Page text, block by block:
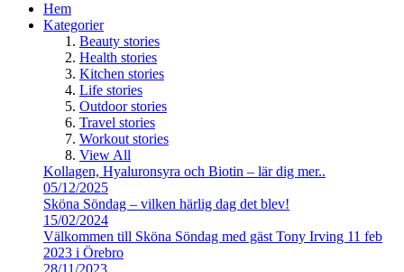
Hem
Kategorier
Beauty stories
Health stories
Kitchen stories
Life stories
Outdoor stories
Travel stories
Workout stories
View All
Kollagen, Hyaluronsyra och Biotin – lär dig mer..
05/12/2025
Sköna Söndag – vilken härlig dag det blev!
15/02/2024
Välkommen till Sköna Söndag med gäst Tony Irving 11 feb
2023 i Örebro
28/11/2023